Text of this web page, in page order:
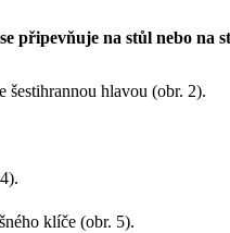
připevňuje na stůl nebo na
šestihrannou hlavou (obr. 2).
klíče (obr. 5).